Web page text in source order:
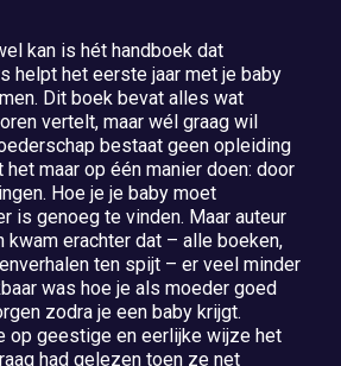
kan is hét handboek dat
helpt het eerste jaar met je baby
Dit boek bevat alles wat
vertelt, maar wél graag wil
bestaat geen opleiding
maar op één manier doen: door
Hoe je je baby moet
is genoeg te vinden. Maar auteur
kwam erachter dat – alle boeken,
ten spijt – er veel minder
was hoe je als moeder goed
zodra je een baby krijgt.
op geestige en eerlijke wijze het
had gelezen toen ze net